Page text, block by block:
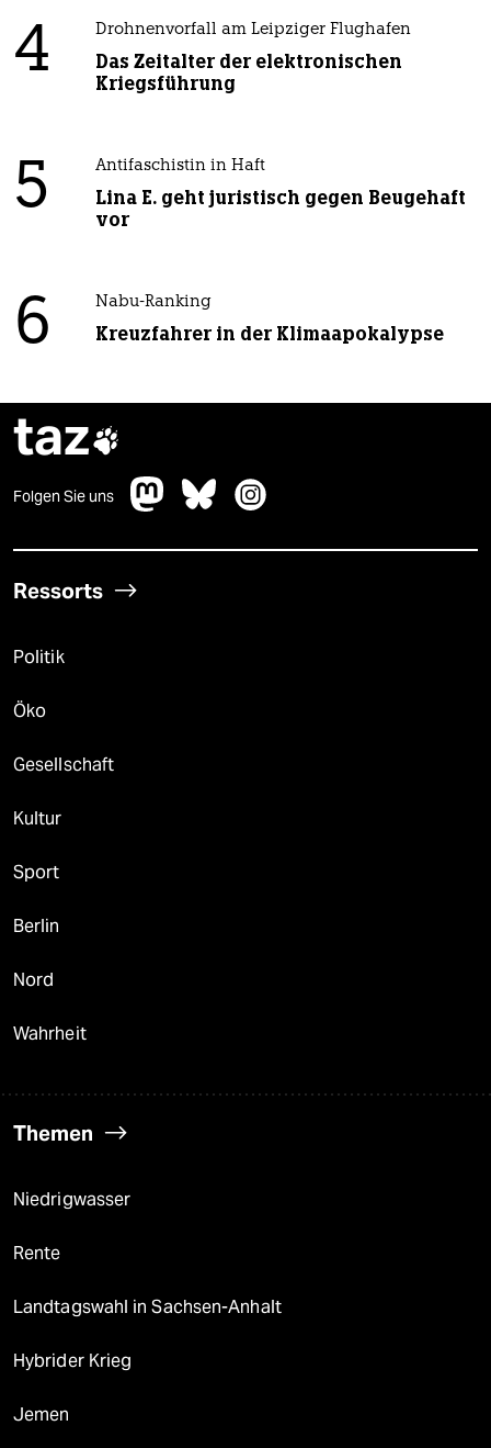
4 Drohnenvorfall am Leipziger Flughafen
Das Zeitalter der elektronischen
Kriegsführung
5 Antifaschistin in Haft
Lina E. geht juristisch gegen Beugehaft
vor
6 Nabu-Ranking
Kreuzfahrer in der Klimaapokalypse
taz
Folgen Sie uns
Ressorts
Politik
Öko
Gesellschaft
Kultur
Sport
Berlin
Nord
Wahrheit
Themen
Niedrigwasser
Rente
Landtagswahl in Sachsen-Anhalt
Hybrider Krieg
Jemen